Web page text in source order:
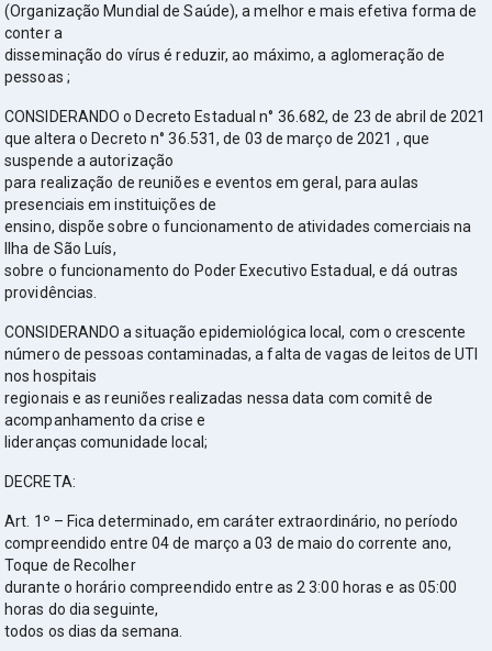
(Organização Mundial de Saúde), a melhor e mais efetiva forma de
conter a
disseminação do vírus é reduzir, ao máximo, a aglomeração de
pessoas ;
CONSIDERANDO o Decreto Estadual n° 36.682, de 23 de abril de 2021
que altera o Decreto n° 36.531, de 03 de março de 2021 , que
suspende a autorização
para realização de reuniões e eventos em geral, para aulas
presenciais em instituições de
ensino, dispõe sobre o funcionamento de atividades comerciais na
Ilha de São Luís,
sobre o funcionamento do Poder Executivo Estadual, e dá outras
providências.
CONSIDERANDO a situação epidemiológica local, com o crescente
número de pessoas contaminadas, a falta de vagas de leitos de UTI
nos hospitais
regionais e as reuniões realizadas nessa data com comitê de
acompanhamento da crise e
lideranças comunidade local;
DECRETA:
Art. 1º – Fica determinado, em caráter extraordinário, no período
compreendido entre 04 de março a 03 de maio do corrente ano,
Toque de Recolher
durante o horário compreendido entre as 2 3:00 horas e as 05:00
horas do dia seguinte,
todos os dias da semana.